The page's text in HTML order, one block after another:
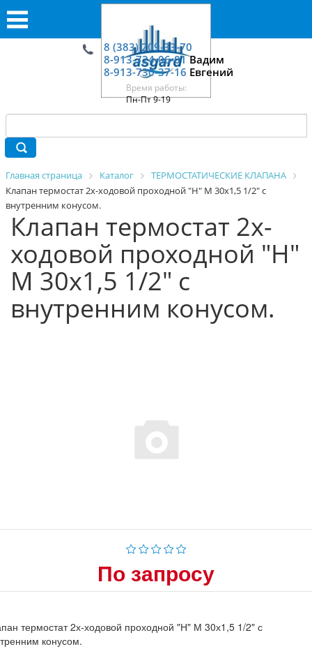
8 (383) 209-33-70
8-913-724-06-01Вадим
8-913-730-37-16 Евгений
Время работы:
Пн-Пт 9-19
Главная страница Каталог
ТЕРМОСТАТИЧЕСКИЕ КЛАПАНА
Клапан термостат 2х-ходовой проходной "Н" М 30х1,5 1/2" с
внутренним конусом.
Клапан термостат 2х-
ходовой проходной "Н"
М 30х1,5 1/2" с
внутренним конусом.
По запросу
термостат 2х-ходовой проходной "Н" М 30х1,5 1/2" с
конусом.